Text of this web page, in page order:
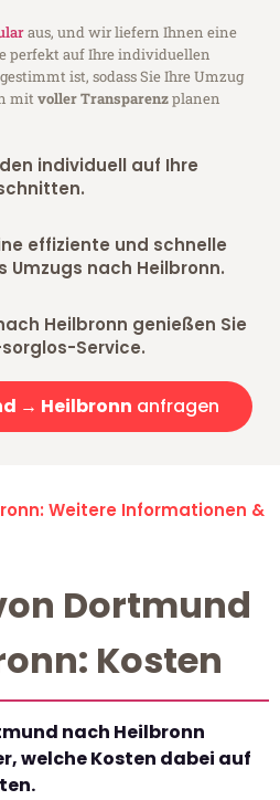
aus, und wir liefern Ihnen eine
perfekt auf Ihre individuellen
ist, sodass Sie Ihre Umzug
mitvoller Transparenzplanen
individuell auf Ihre
effiziente und schnelle
Umzugs nach Heilbronn.
Heilbronn genießen Sie
Service.
→ Heilbronn anfragen
Weitere Informationen &
Dortmund
Kosten
nach Heilbronn
welche Kosten dabei auf